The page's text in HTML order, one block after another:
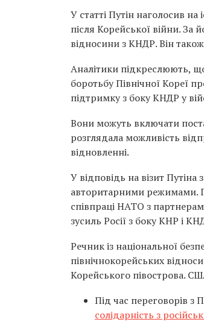
У статті Путін наголосив
після Корейської війни.
відносини з КНДР. Він також
Аналітики підкреслюють,
боротьбу Північної Кореї
підтримку з боку КНДР у
Вони можуть включати
розглядала можливість
відновленні.
У відповідь на візит
авторитарними режимами.
співпраці НАТО з
зусиль Росії з боку КНР і
Речник із національної
північнокорейських
Корейського півострова.
Під час переговорів з
солідарність з